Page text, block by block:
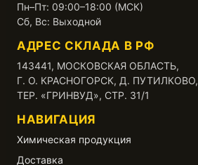
Пн–Пт: 09:00–18:00 (МСК)
Сб, Вс: Выходной
АДРЕС СКЛАДА В РФ
143441, МОСКОВСКАЯ ОБЛАСТЬ,
Г. О. КРАСНОГОРСК, Д. ПУТИЛКОВО,
ТЕР. «ГРИНВУД», СТР. 31/1
НАВИГАЦИЯ
Химическая продукция
Доставка